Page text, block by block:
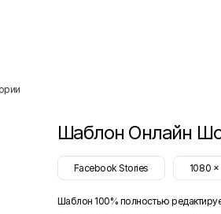
Шаблон Онлайн
Facebook Stories 1080 x
Шаблон 100% полностью